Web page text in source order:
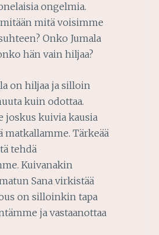
ongelmia.
mitä voisimme
Onko Jumala
hän vain hiljaa?
on hiljaa ja silloin
kuin odottaa.
joskus kuivia kausia
matkallamme. Tärkeää
tehdä
Kuivanakin
Sana virkistää
on silloinkin tapa
ja vastaanottaa